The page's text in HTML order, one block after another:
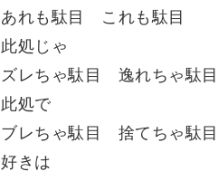
あれも駄目 これも駄目
此処じゃ
ズレちゃ駄目 逸れちゃ駄目
此処で
ブレちゃ駄目 捨てちゃ駄目
好きは